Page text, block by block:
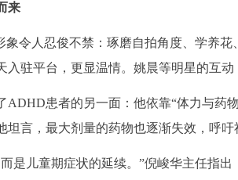
来
象令人忍俊不禁：琢磨自拍角度、学养
驻平台，更显温情。姚晨等明星的互动
ADHD患者的另一面：他依靠“体力与药
言，最大剂量的药物也逐渐失效，呼吁
是儿童期症状的延续。”倪峻华主任指